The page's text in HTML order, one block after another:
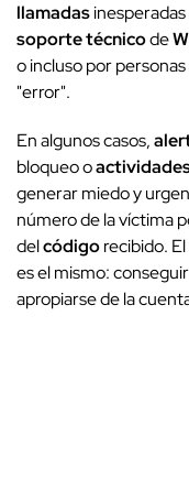
llamadas
soporte técnicode
o incluso por
"error".
En algunos casos,
bloqueo o
generar miedo y
número de la víctima
delcódigorecibido.
es el mismo:
apropiarse de la